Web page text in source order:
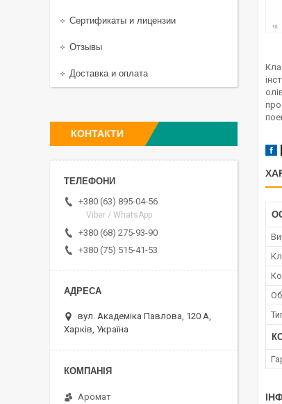
Сертификаты и лицензии
Отзывы
Доставка и оплата
КОНТАКТИ
+380 (63) 895-04-56
Viber / WhatsApp
+380 (68) 275-93-90
+380 (75) 515-41-53
вул. Академіка Павлова, 120 А,
Харків, Україна
Аромат